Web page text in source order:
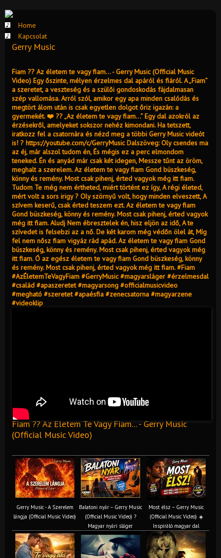
Home
Kapcsolat
Gerry Music
Fiam ?‍? Az életem te vagy fiam... - Gerry Music (Official Music
Video) Egy őszinte, mélyen érzelmes dal apáról és fiáról. A „Fiam”
a szeretet, a veszteség és a szülői gondoskodás fájdalmasan
szép vallomása. Arról szól, amikor egy apa minden csalódás és
megtört álom után is csak egyetlen dolgot őriz igazán: a
gyermekét. ❤️ ?‍? „Az életem te vagy fiam...” Egy dal azokról az
érzésekről, amelyeket sokszor nehéz kimondani. Ha tetszett,
iratkozz fel a csatornára és nézd meg a többi Gerry Music videót
is! ? https://youtube.com/c/GerryMusic Dalszöveg: Oly csendes ma
az éj, már alszol tudom én, És mégis ez a perc elmondom
teneked. Én és anyád már csak két idegen, Messze tűnt az öröm,
meghalt a szerelem. Az életem te vagy fiam Gond büszkeség,
könny és remény. Most csak pihenj, érted vagyok még itt fiam.
Tudom Te még nem értheted, miért történt ez így, A régi életed,
mért volt a sors irigy ? Oly szörnyű volt, hogy minden elveszett, A
szívem keserű, csak érted teszem ezt. Az életem te vagy fiam
Gond büszkeség, könny és remény. Most csak pihenj, érted vagyok
még itt fiam. Aludj Nem ébresztelek én, hisz eljön az idő, A te
szívedet is felsebzi az a nő. De két karom még védőn ölel át, Míg
fel nem nősz fiam vigyáz rád apád. Az életem te vagy fiam Gond
büszkeség, könny és remény. Most csak pihenj, érted vagyok még
itt fiam. Ó az egész életem te vagy fiam Gond büszkeség, könny
és remény. Most csak pihenj, érted vagyok még itt fiam. #Fiam
#AzÉletemTeVagyFiam #GerryMusic #magyarsláger #érzelmesdal
#család #apaszeretet #magyarsong #officialmusicvideo
#megható #szeretet #apaésfia #zenecsatorna #magyarzene
#videoklip
Fiam ?‍? Az Életem Te Vagy Fiam... - Gerry Music
(Official Music Video)
Gerry Music - A Szerelem
lángja (Official Music Video)
Balatoni nyár – Gerry Music
(Official Music Video) ?
Magyar nyári sláger
Most élsz – Gerry Music
(Official Music Video) ☀️
Inspiráló magyar dal